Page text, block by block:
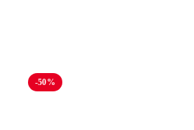
-50%